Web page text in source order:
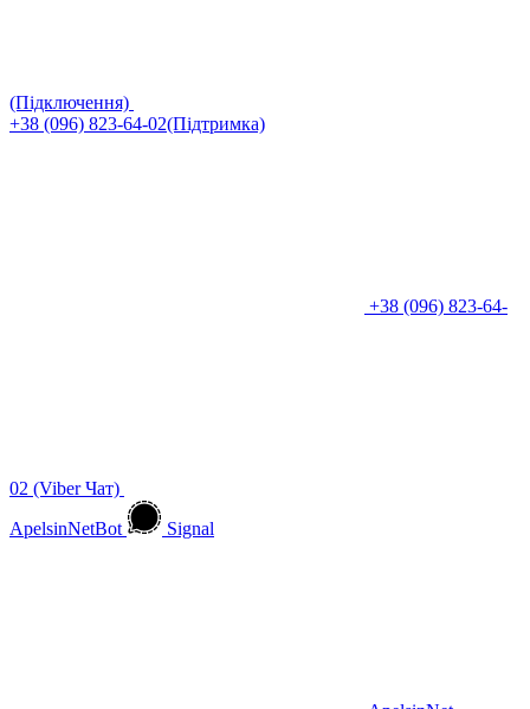
(Підключення)
+38 (096) 823-64-02(Підтримка)
+38 (096) 823-64-
02 (Viber Чат)
ApelsinNetBot
Signal